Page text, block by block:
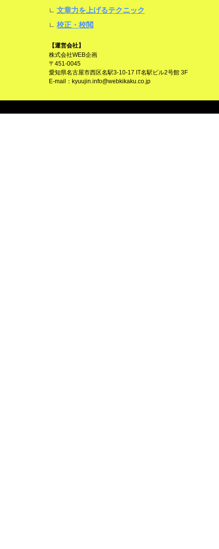
文章力を上げるテクニック
校正・校閲
【運営会社】
株式会社WEB企画
〒451-0045
愛知県名古屋市西区名駅3-10-17 IT名駅ビル2号館 3F
E-mail： kyuujin.info@webkikaku.co.jp